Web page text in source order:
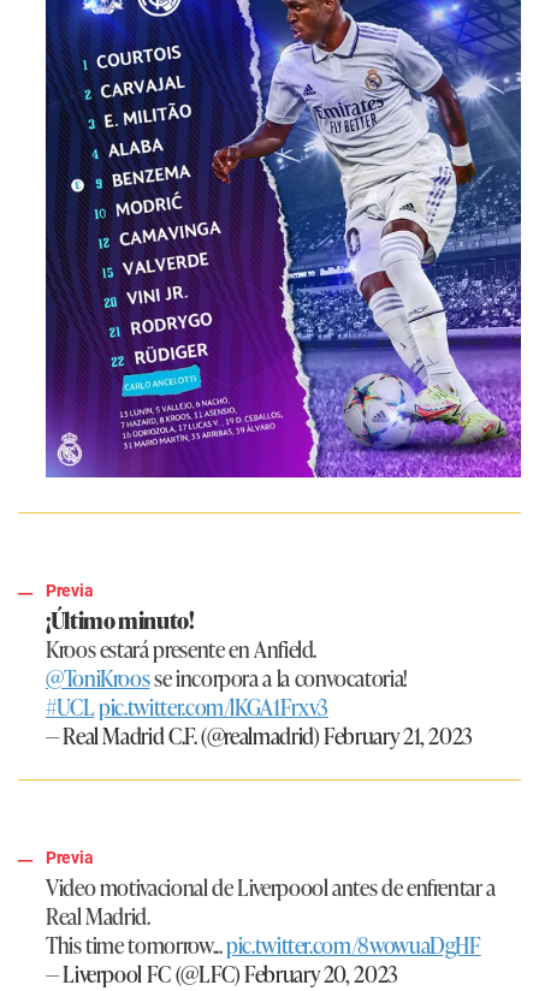
Previa
¡Último minuto!
Kroos estará presente en Anfield.
@ToniKroosse incorpora a la convocatoria!
#UCLpic.twitter.com/lKGA1Frxv3
— Real Madrid C.F. (@realmadrid)February 21, 2023
Previa
Video motivacional de Liverpoool antes de enfrentar a
Real Madrid.
This time tomorrow...pic.twitter.com/8wowuaDgHF
— Liverpool FC (@LFC)February 20, 2023